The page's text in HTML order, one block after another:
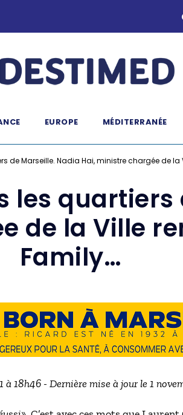
EUROPE MÉDITERRANÉE
de Marseille. Nadia Hai, ministre chargée de la
les
de la Ville
Family…
à 18h46 - Dernière mise à jour le 1